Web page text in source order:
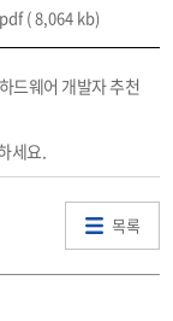
( 8,064 kb)
드웨어 개발자 추천
세요.
목록